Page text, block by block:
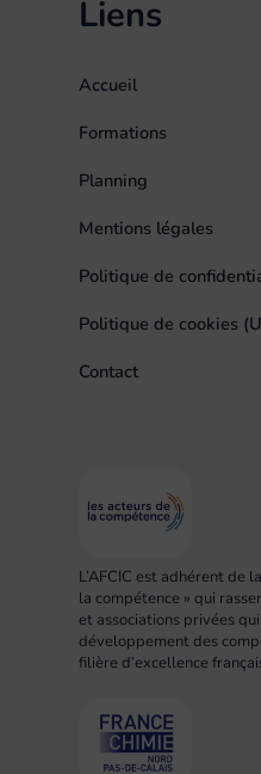
Liens
Accueil
Formations
Planning
Mentions légales
Politique de
Politique de cookies
Contact
L’AFCIC est adhérent de
la compétence » qui
et associations privées
développement des
filière d’excellence